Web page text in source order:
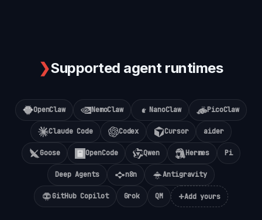
❯Supported agent runtimes
OpenClaw NemoClaw NanoClaw PicoClaw
Claude Code Codex Cursor aider
Goose OpenCode Qwen Hermes Pi
Deep Agents n8n Antigravity
GitHub Copilot Grok QM +Add yours